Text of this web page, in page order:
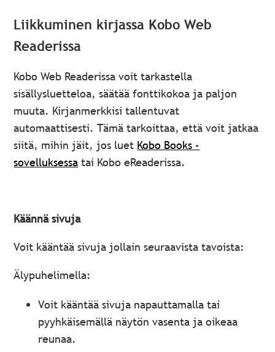
Liikkuminen kirjassa Kobo Web
Readerissa
Kobo Web Readerissa voit tarkastella
sisällysluetteloa, säätää fonttikokoa ja paljon
muuta. Kirjanmerkkisi tallentuvat
automaattisesti. Tämä tarkoittaa, että voit jatkaa
siitä, mihin jäit, jos luet Kobo Books -
sovelluksessa tai Kobo eReaderissa.
Käännä sivuja
Voit kääntää sivuja jollain seuraavista tavoista:
Älypuhelimella:
Voit kääntää sivuja napauttamalla tai
pyyhkäisemällä näytön vasenta ja oikeaa
reunaa.